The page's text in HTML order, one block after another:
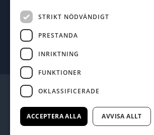
Facebook
Säkra betalningar :
STRIKT NÖDVÄNDIGT
PRESTANDA
INRIKTNING
FUNKTIONER
OKLASSIFICERADE
ACCEPTERA ALLA AVVISA ALLT